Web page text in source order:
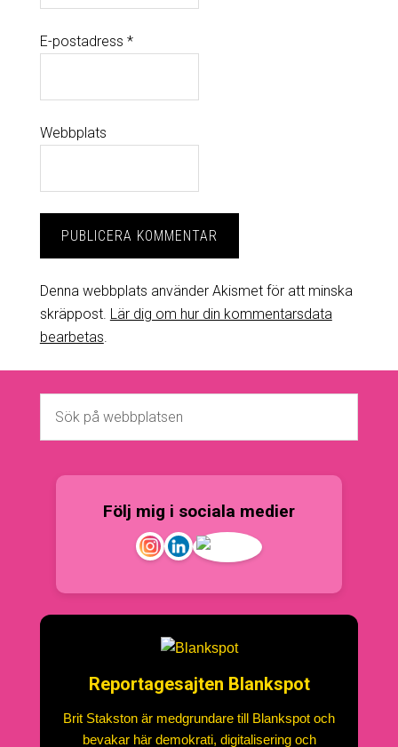
E-postadress *
Webbplats
Denna webbplats använder Akismet för att minska
skräppost. Lär dig om hur din kommentarsdata
bearbetas
Följ mig i sociala medier
Reportagesajten Blankspot
Brit Stakston är medgrundare till Blankspot och
bevakar här demokrati, digitalisering och